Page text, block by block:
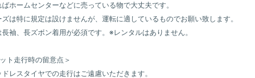
ホームセンターなどに売っている物で大丈夫です。
ズは特に規定は設けませんが、運転に適しているものでお願い致します。
長袖、長ズボン着用が必須です。※レンタルはありません。
ト走行時の留意点＞
ドレスタイヤでの走行はご遠慮いただきます。